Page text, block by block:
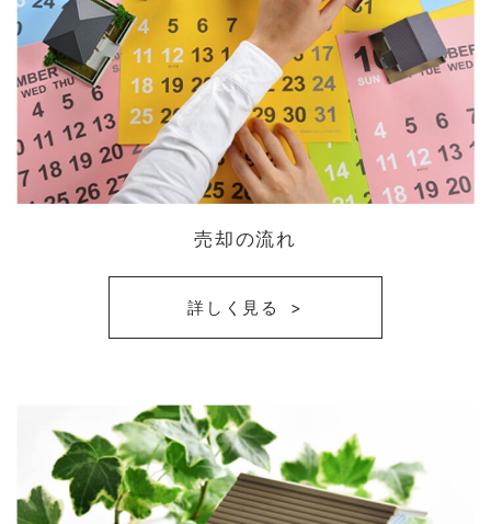
売却の流れ
詳しく見る